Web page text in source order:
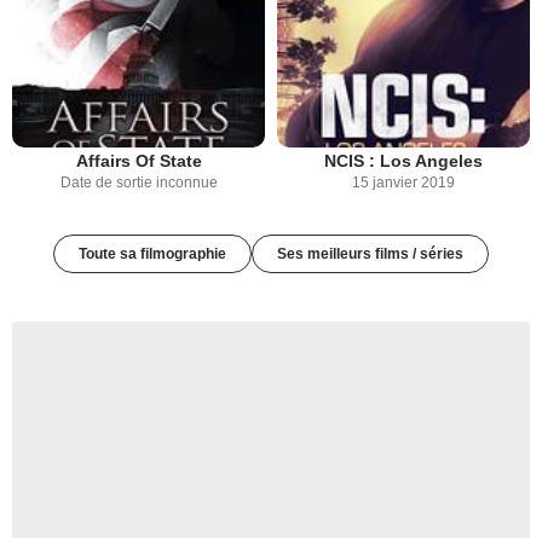
Affairs Of State
Date de sortie inconnue
NCIS : Los Angeles
15 janvier 2019
Toute sa filmographie Ses meilleurs films / séries